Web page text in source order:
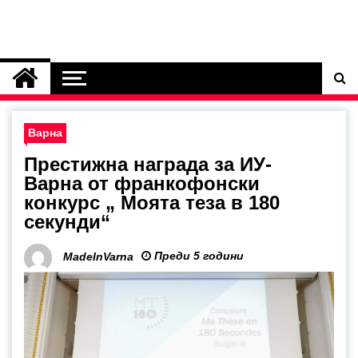
Варна
Престижна награда за ИУ-
Варна от франкофонски
конкурс „ Моята теза в 180
секунди“
MadeInVarna Преди 5 години